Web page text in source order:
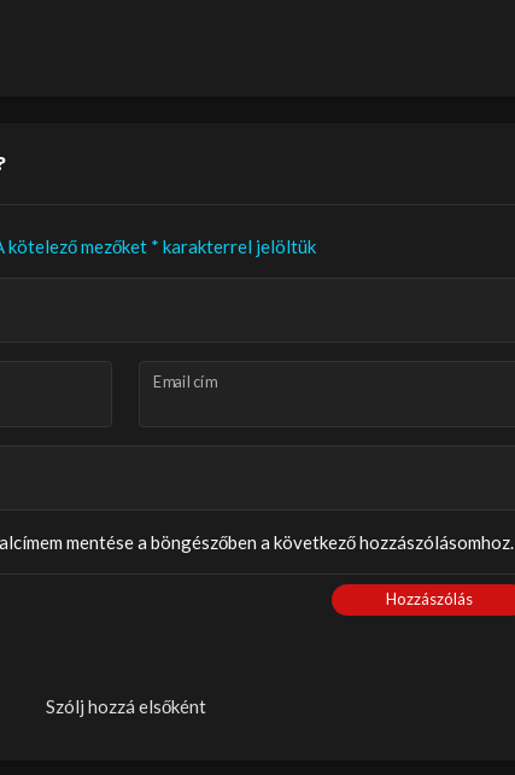
kötelező mezőket * karakterrel jelöltük
Email cím
mentése a böngészőben a következő hozzászólásomhoz.
Hozzászólás
Szólj hozzá elsőként